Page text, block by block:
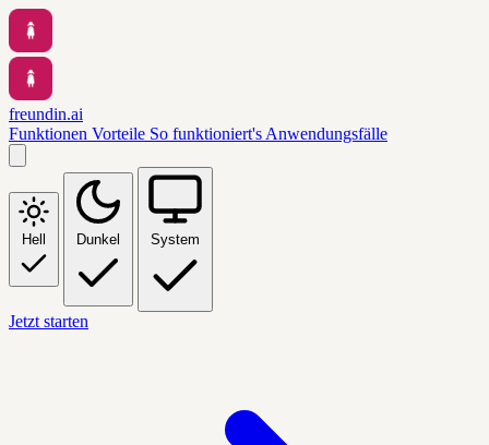
freundin.ai
Funktionen Vorteile So funktioniert's Anwendungsfälle
Hell Dunkel System
Jetzt starten